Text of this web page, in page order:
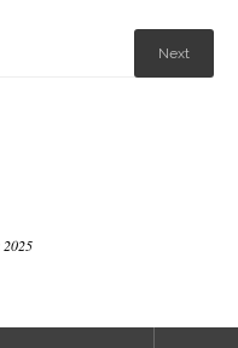
Next